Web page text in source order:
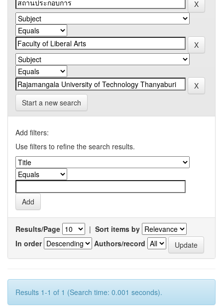
Start a new search
Add filters:
Use filters to refine the search results.
Results/Page | Sort items by
In order
Authors/record
Results 1-1 of 1 (Search time: 0.001 seconds).